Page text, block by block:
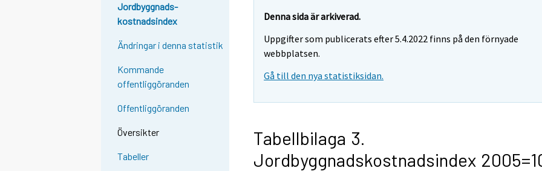
Jordbyggnads-
kostnadsindex
Ändringar i denna statistik
Kommande
offentliggöranden
Offentliggöranden
Översikter
Tabeller
Denna sida är arkiverad.
Uppgifter som publicerats efter 5.4.2022 finns på den förnyade
webbplatsen.
Gå till den nya statistiksidan.
Tabellbilaga 3.
Jordbyggnadskostnadsindex